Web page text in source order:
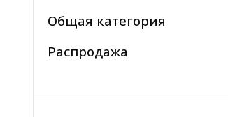
Общая категория
Распродажа